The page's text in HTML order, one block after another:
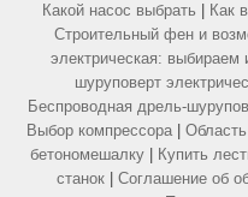
Какой насос выбрать Как
Строительный фен и
электрическая: выбираем
шуруповерт
Беспроводная дрель-
Выбор компрессора|
бетономешалку
Купить
станок| Соглашение об